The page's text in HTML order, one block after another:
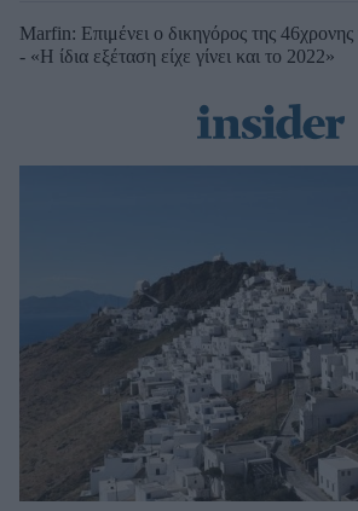
Marfin: Επιμένει ο δικηγόρος της 46χρονης
- «Η ίδια εξέταση είχε γίνει και το 2022»